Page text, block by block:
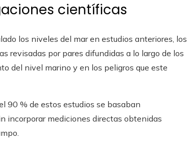
científicas
los niveles del mar en estudios anteriores, los
revisadas por pares difundidas a lo largo de los
del nivel marino y en los peligros que este
90 % de estos estudios se basaban
incorporar mediciones directas obtenidas